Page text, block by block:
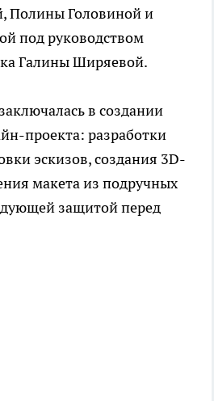
Полины Головиной и
под руководством
Галины Ширяевой.
в создании
проекта: разработки
эскизов, создания 3D-
макета из подручных
защитой перед